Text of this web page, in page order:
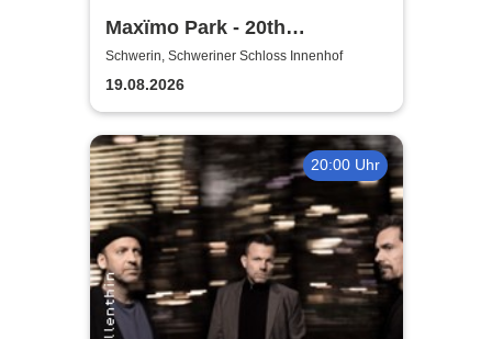
Maxïmo Park - 20th
Anniversary Shows
performing songs from "A
Certain Trigger" & their
greatest hits
Schwerin, Schweriner Schloss Innenhof
19.08.2026
20:00 Uhr